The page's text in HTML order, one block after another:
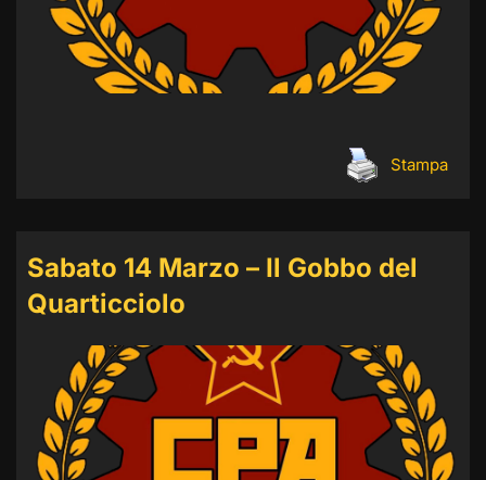
Stampa
Sabato 14 Marzo – Il Gobbo del
Quarticciolo